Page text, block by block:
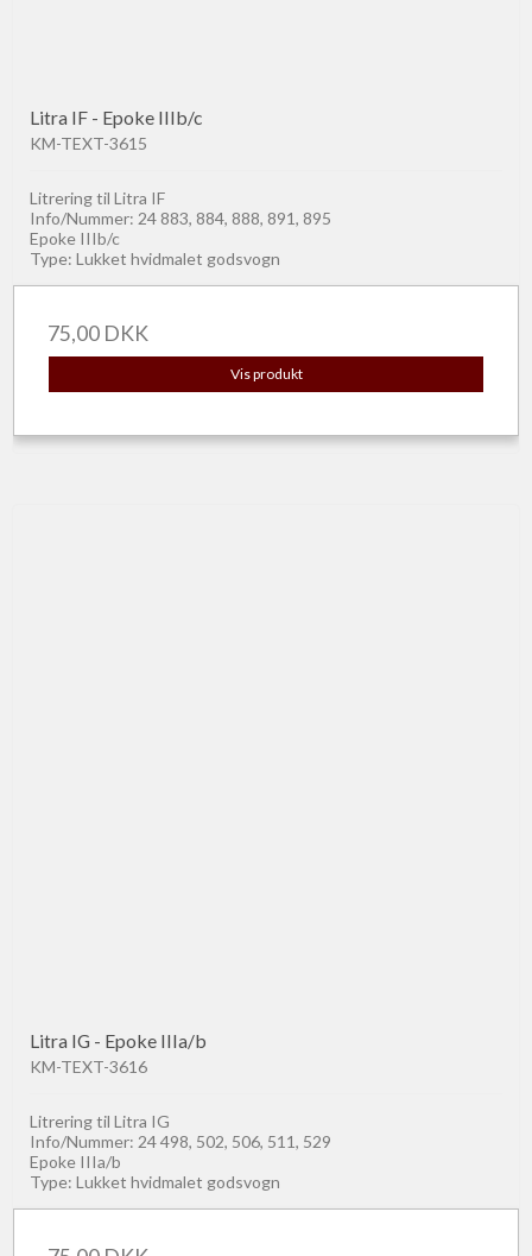
Litra IF - Epoke IIIb/c
KM-TEXT-3615
Litrering til Litra IF
Info/Nummer: 24 883, 884, 888, 891, 895
Epoke IIIb/c
Type: Lukket hvidmalet godsvogn
75,00 DKK
Vis produkt
Litra IG - Epoke IIIa/b
KM-TEXT-3616
Litrering til Litra IG
Info/Nummer: 24 498, 502, 506, 511, 529
Epoke IIIa/b
Type: Lukket hvidmalet godsvogn